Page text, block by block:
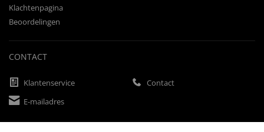
Klachtenpagina
Beoordelingen
CONTACT
Klantenservice
Contact
E-mailadres